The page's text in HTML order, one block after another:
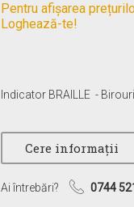
Pentru afișarea
Loghează-te!
Indicator BRAILLE - Birouri
Ai întrebări? 0744